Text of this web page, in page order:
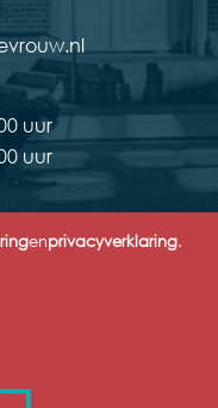
uur
uur
enprivacyverklaring.